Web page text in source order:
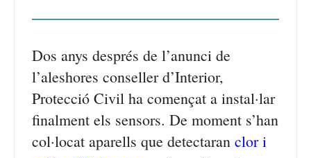
Dos anys després de l’anunci de
l’aleshores conseller d’Interior,
Protecció Civil ha començat a instal·lar
finalment els sensors. De moment s’han
col·locat aparells que detectaran clor i